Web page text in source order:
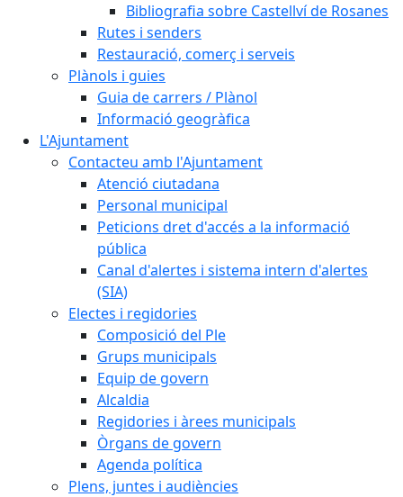
Bibliografia sobre Castellví de Rosanes
Rutes i senders
Restauració, comerç i serveis
Plànols i guies
Guia de carrers / Plànol
Informació geogràfica
L'Ajuntament
Contacteu amb l'Ajuntament
Atenció ciutadana
Personal municipal
Peticions dret d'accés a la informació
pública
Canal d'alertes i sistema intern d'alertes
(SIA)
Electes i regidories
Composició del Ple
Grups municipals
Equip de govern
Alcaldia
Regidories i àrees municipals
Òrgans de govern
Agenda política
Plens, juntes i audiències